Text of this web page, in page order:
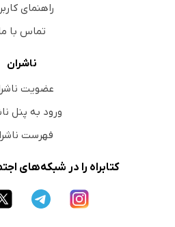
راهنمای
تماس با
ناشران
عضویت
ورود به پنل
فهرست
کتابراه را در شبکه‌های